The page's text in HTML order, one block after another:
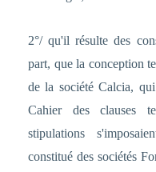
2°/ qu'il résulte des
part, que la conception
de la société Calcia,
Cahier des clauses
stipulations
constitué des sociétés